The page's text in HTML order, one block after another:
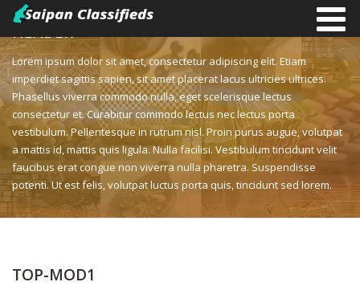
HEADER
Lorem ipsum dolor sit amet, consectetur adipiscing elit. Etiam
imperdiet sagittis sapien, sit amet placerat lacus ultricies ultrices.
Phasellus viverra commodo nulla, eget scelerisque lectus
consectetur et. Curabitur commodo lectus nec lectus porta
vestibulum. Pellentesque in rutrum nisl. Proin purus augue, volutpat
a mattis id, mattis quis ligula. Nulla facilisi. Vestibulum tincidunt velit
faucibus erat congue non viverra nulla pharetra. Suspendisse
potenti. Ut est felis, volutpat luctus porta quis, tincidunt sed lorem.
TOP-MOD1